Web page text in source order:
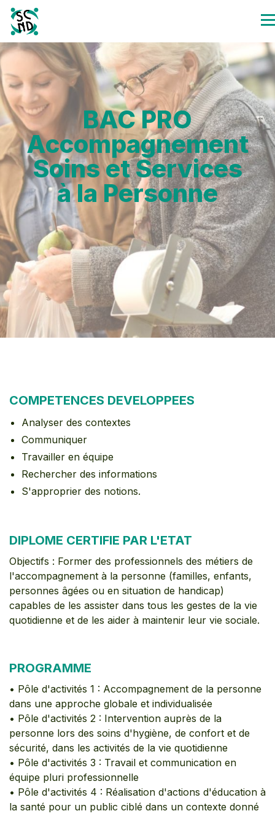
BAC PRO
Accompagnement
Soins et Services
à la Personne
COMPETENCES DEVELOPPEES
Analyser des contextes
Communiquer
Travailler en équipe
Rechercher des informations
S'approprier des notions.
DIPLOME CERTIFIE PAR L'ETAT
Objectifs : Former des professionnels des métiers de
l'accompagnement à la personne (familles, enfants,
personnes âgées ou en situation de handicap)
capables de les assister dans tous les gestes de la vie
quotidienne et de les aider à maintenir leur vie sociale.
PROGRAMME
• Pôle d'activités 1 : Accompagnement de la personne
dans une approche globale et individualisée
• Pôle d'activités 2 : Intervention auprès de la
personne lors des soins d'hygiène, de confort et de
sécurité, dans les activités de la vie quotidienne
• Pôle d'activités 3 : Travail et communication en
équipe pluri professionnelle
• Pôle d'activités 4 : Réalisation d'actions d'éducation à
la santé pour un public ciblé dans un contexte donné